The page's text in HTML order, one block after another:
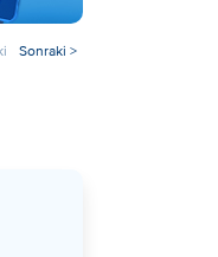
Sonraki >